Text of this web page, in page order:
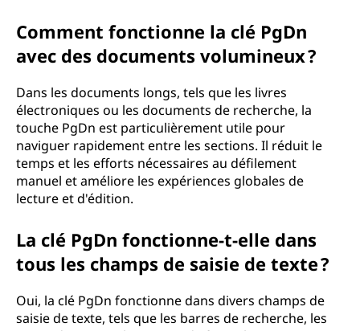
Comment fonctionne la clé PgDn
avec des documents volumineux ?
Dans les documents longs, tels que les livres
électroniques ou les documents de recherche, la
touche PgDn est particulièrement utile pour
naviguer rapidement entre les sections. Il réduit le
temps et les efforts nécessaires au défilement
manuel et améliore les expériences globales de
lecture et d'édition.
La clé PgDn fonctionne-t-elle dans
tous les champs de saisie de texte ?
Oui, la clé PgDn fonctionne dans divers champs de
saisie de texte, tels que les barres de recherche, les